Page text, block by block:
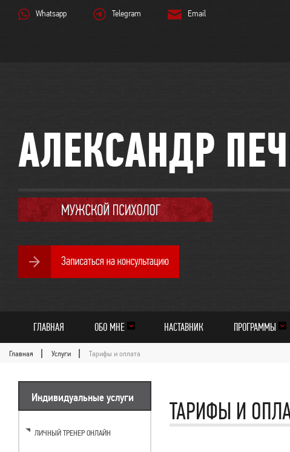
Whatsapp Telegram
Email
АЛЕКСАНДР
ГЛАВНАЯ ОБО МНЕ НАСТАВНИК ПРОГРАММЫ
Главная Услуги Тарифы и оплата
Индивидуальные услуги
ЛИЧНЫЙ ТРЕНЕР ОНЛАЙН
ТАРИФЫ И